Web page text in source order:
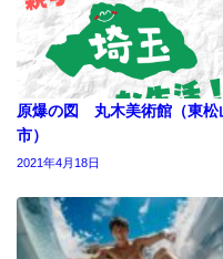
原爆の図 丸木美術館（東松
市）
2021年4月18日